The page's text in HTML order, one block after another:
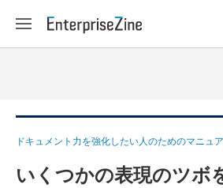
ドキュメント力を強化したい人のためのマニュ
いくつかの表現のツボ